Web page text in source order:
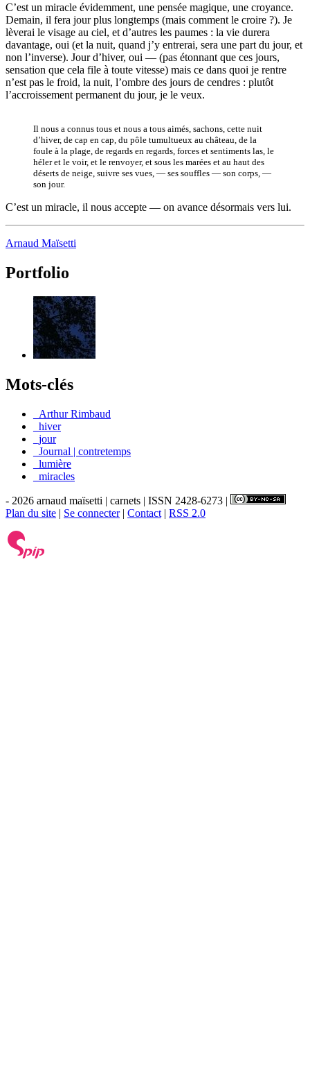
C’est un miracle évidemment, une pensée magique, une croyance.
Demain, il fera jour plus longtemps (mais comment le croire ?). Je
lèverai le visage au ciel, et d’autres les paumes : la vie durera
davantage, oui (et la nuit, quand j’y entrerai, sera une part du jour, et
non l’inverse). Jour d’hiver, oui — (pas étonnant que ces jours,
sensation que cela file à toute vitesse) mais ce dans quoi je rentre
n’est pas le froid, la nuit, l’ombre des jours de cendres : plutôt
l’accroissement permanent du jour, je le veux.
Il nous a connus tous et nous a tous aimés, sachons, cette nuit
d’hiver, de cap en cap, du pôle tumultueux au château, de la
foule à la plage, de regards en regards, forces et sentiments las, le
héler et le voir, et le renvoyer, et sous les marées et au haut des
déserts de neige, suivre ses vues, — ses souffles — son corps, —
son jour.
C’est un miracle, il nous accepte — on avance désormais vers lui.
Arnaud Maïsetti
Portfolio
Mots-clés
_Arthur Rimbaud
_hiver
_jour
_Journal | contretemps
_lumière
_miracles
- 2026 arnaud maïsetti | carnets | ISSN 2428-6273 |
Plan du site | Se connecter| Contact | RSS 2.0